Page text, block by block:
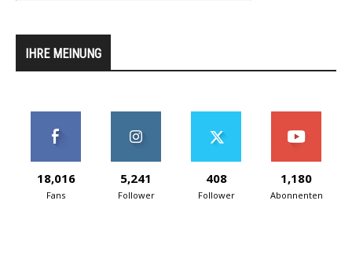
IHRE MEINUNG
18,016
Fans
5,241
Follower
408
Follower
1,180
Abonnenten